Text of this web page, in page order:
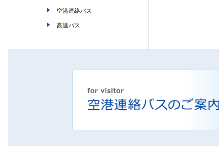
空港連絡バス
高速バス